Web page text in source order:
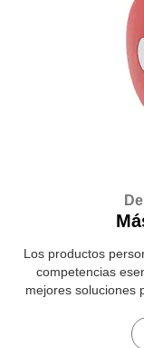
Los productos
competencias
mejores soluciones